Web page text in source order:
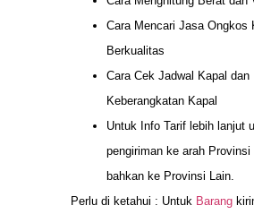
Cara Mencari Jasa Ongkos
Berkualitas
Cara Cek Jadwal Kapal dan
Keberangkatan Kapal
Untuk Info Tarif lebih lanjut
pengiriman ke arah
bahkan ke Provinsi Lain.
Perlu di ketahui : Untuk Barang